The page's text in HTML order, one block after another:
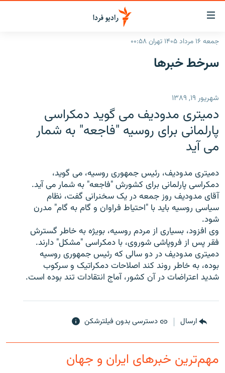
لینک‌های
قابلیت
دسترسی
بازگشت
اصلی
رفتن
صفحه
جستجو
ایران
انتخاب کنید و بشنوید
برنامه‌های رادیویی
پادکست
چندرسانه‌ای
گزارش‌های ویدئویی
English
به ما بپیوندید
زبان‌های دیگر
جمعه ۱۶ مرداد ۱۴۰۵ تهران ۰۰:۵۸
سرخط‌ خبرها
شهریور ۱۹, ۱۳۸۹
دمیتری مدودیف می گوید دمکراسی
پارلمانی برای روسیه "فاجعه" به شمار
می آید
دمیتری مدودیف، رئیس جمهوری روسیه، می گوید،
دمکراسی پارلمانی برای کشورش "فاجعه" به شمار می آید.
آقای مدودیف روز جمعه در یک سخنرانی گفت، نظام
سیاسی روسیه باید با "احتیاط فراوان و گام به گام" مدرن
شود.
وی افزود، بسیاری از مردم روسیه، بویژه به خاطر گسترش
فقر پس از فروپاشی شوروی، با دمکراسی "مشکل" دارند.
دمیتری مدودیف در دو سالی که رئیس جمهوری روسیه
بوده، به خاطر روند کند اصلاحات دمکراتیک و سرکوب
شدید اعتراضات در آن کشور، آماج انتقادات تند بوده است.
ارسال دسترسی بدون فیلترشکن
مهم‌ترین خبرهای ایران و جهان